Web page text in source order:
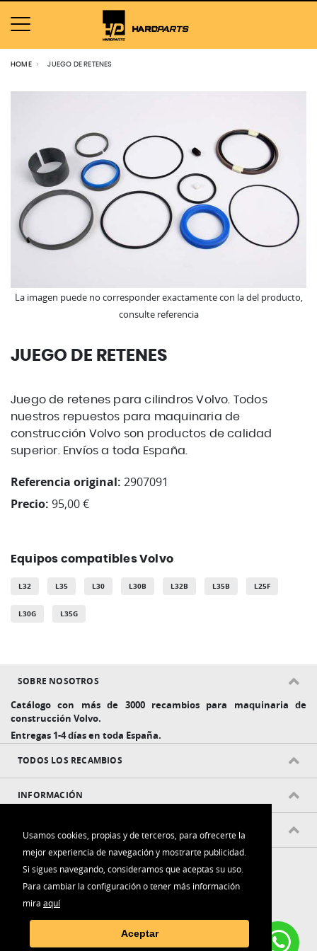
Usamos cookies, propias y de terceros, para ofrecerte la
mejor experiencia de navegación y mostrarte publicidad.
Si sigues navegando, consideramos que aceptas su uso.
Para cambiar la configuración o tener más información
mira aquí
Aceptar
HOME JUEGO DE RETENES
JUEGO DE RETENES
Juego de retenes para cilindros Volvo. Todos
nuestros repuestos para maquinaria de
construcción Volvo son productos de calidad
superior. Envíos a toda España.
Referencia original: 2907091
Precio: 95,00 €
Equipos compatibles Volvo
L32 L35 L30 L30B L32B L35B L25F
L30G L35G
La imagen puede no corresponder exactamente con la del producto,
consulte referencia
SOBRE NOSOTROS
Catálogo con más de 3000 recambios para maquinaria de
construcción Volvo.
Entregas 1-4 días en toda España.
TODOS LOS RECAMBIOS
INFORMACIÓN
POLÍTICAS Y CONDICIONES
Contacta con nosotros:
(+34) 916 006 788